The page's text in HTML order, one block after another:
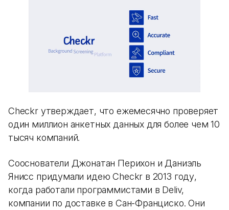
Checkr утверждает, что ежемесячно проверяет
один миллион анкетных данных для более чем 10
тысяч компаний.
Сооснователи Джонатан Перихон и Даниэль
Янисс придумали идею Checkr в 2013 году,
когда работали программистами в Deliv,
компании по доставке в Сан-Франциско. Они